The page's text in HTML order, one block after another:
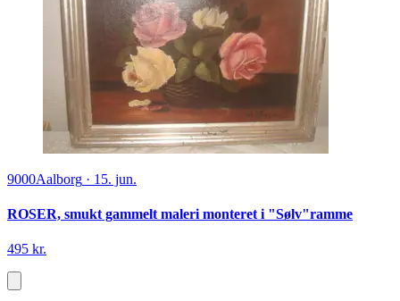
9000Aalborg · 15. jun.
ROSER, smukt gammelt maleri monteret i "Sølv"ramme
495 kr.